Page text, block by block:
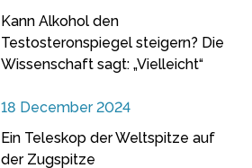
Kann Alkohol den
Testosteronspiegel steigern? Die
Wissenschaft sagt: „Vielleicht“
18 December 2024
Ein Teleskop der Weltspitze auf
der Zugspitze